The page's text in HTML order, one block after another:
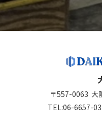
〒557-0063 大
TEL:06-6657-